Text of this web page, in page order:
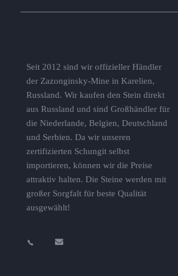
Seit 2012 sind wir offizieller Händler
der Zazonginsky-Mine in Karelien,
Russland. Wir kaufen den Stein direkt
aus Russland und sind Großhändler für
die Niederlande, Belgien, Deutschland
und Serbien. Da wir unseren
zertifizierten Schungit selbst
importieren, können wir die Preise
attraktiv halten. Die Steine ​​werden mit
großer Sorgfalt für beste Qualität
ausgewählt!